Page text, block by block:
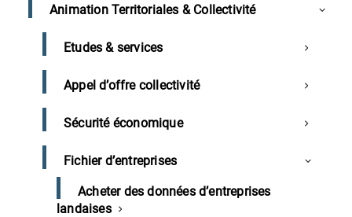
Animation Territoriales & Collectivité
Etudes & services
Appel d’offre collectivité
Sécurité économique
Fichier d’entreprises
Acheter des données d’entreprises
landaises
Commerce
Optimisez votre carte
Atelier créatif – Food Design
Atelier créatif – Tapas & Pintxos
Écologie et Responsabilité Environnementale & Sociétale
Téléphone
de confidentialité.
Voir la politique de confidentialité